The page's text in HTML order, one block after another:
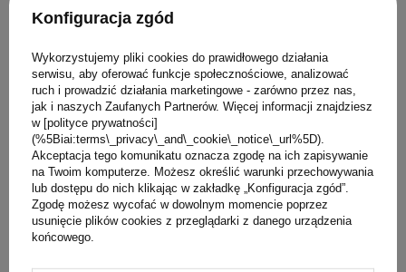
Konfiguracja zgód
Wykorzystujemy pliki cookies do prawidłowego działania
serwisu, aby oferować funkcje społecznościowe, analizować
ruch i prowadzić działania marketingowe - zarówno przez nas,
jak i naszych Zaufanych Partnerów. Więcej informacji znajdziesz
w [polityce prywatności]
(%5Biai:terms\_privacy\_and\_cookie\_notice\_url%5D).
Akceptacja tego komunikatu oznacza zgodę na ich zapisywanie
na Twoim komputerze. Możesz określić warunki przechowywania
lub dostępu do nich klikając w zakładkę „Konfiguracja zgód”.
Zgodę możesz wycofać w dowolnym momencie poprzez
usunięcie plików cookies z przeglądarki z danego urządzenia
końcowego.